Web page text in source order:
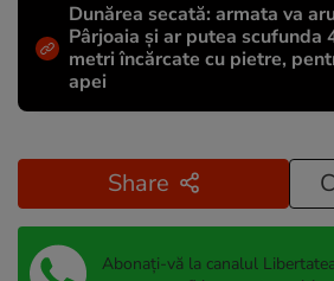
Dunărea secată: armata va
Pârjoaia și ar putea scufunda
metri încărcate cu pietre,
apei
Share
Abonați-vă la canalul